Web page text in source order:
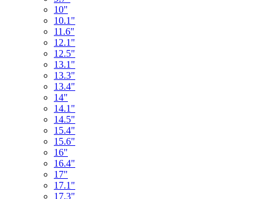
10"
10.1"
11.6"
12.1"
12.5"
13.1"
13.3"
13.4"
14"
14.1"
14.5"
15.4"
15.6"
16"
16.4"
17"
17.1"
17.3"